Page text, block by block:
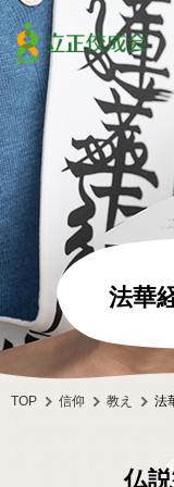
法華
TOP 信仰 教え 法
仏